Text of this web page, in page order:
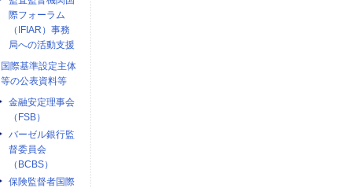
際フォーラム
（IFIAR）事務
局への活動支援
国際基準設定主体
等の公表資料等
金融安定理事会
（FSB）
バーゼル銀行監
督委員会
（BCBS）
保険監督者国際